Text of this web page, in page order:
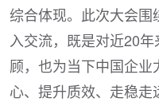
综合体现。此次大会围
入交流，既是对近20
顾，也为当下中国企
心、提升质效、走稳走